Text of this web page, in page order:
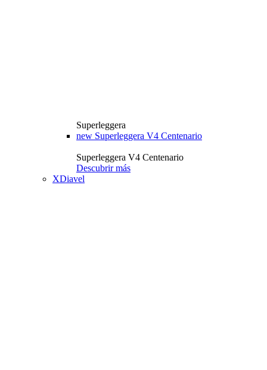
Superleggera
new Superleggera V4 Centenario
Superleggera V4 Centenario
Descubrir más
XDiavel